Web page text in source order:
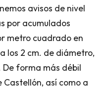
avisos de nivel
por acumulados
metro cuadrado en
los 2 cm. de diámetro,
forma más débil
así como a